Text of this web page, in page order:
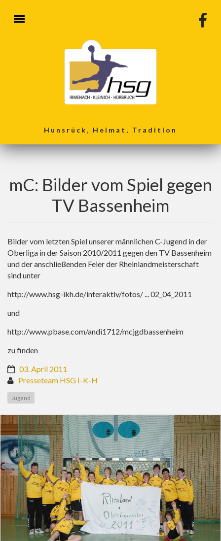
Hunsrück, Heimat, Tradition
mC: Bilder vom Spiel gegen
TV Bassenheim
Bilder vom letzten Spiel unserer männlichen C-Jugend in der
Oberliga in der Saison 2010/2011 gegen den TV Bassenheim
und der anschließenden Feier der Rheinlandmeisterschaft
sind unter
http://www.hsg-ikh.de/interaktiv/fotos/ ... 02_04_2011
und
http://www.pbase.com/andi1712/mcjgdbassenheim
zu finden
03. April 2011
Presseteam HSG I-K-H
Jugend